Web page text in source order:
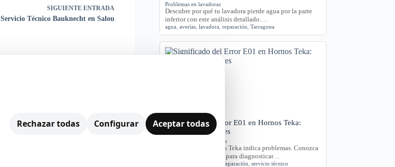
SIGUIENTE ENTRADA
Servicio Técnico Bauknecht en Salou
Problemas en lavadoras
Descubre por qué tu lavadora pierde agua por la parte
inferior con este análisis detallado.…
agua ,averías ,lavadora ,reparación ,Tarragona
Significado del Error E01 en Hornos Teka:
Causas y Soluciones
Hornos y placas de cocina
El error E01 en hornos Teka indica problemas. Conozca
sus causas y síntomas para diagnosticar…
reparación ,servicio técnico
Rechazar todas Configurar Aceptar todas